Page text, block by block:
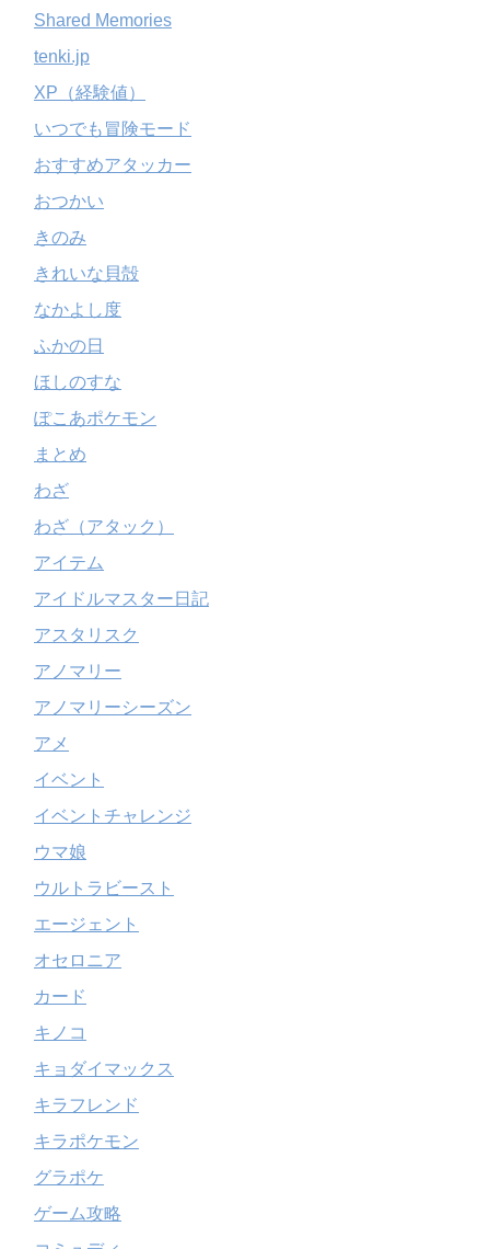
Shared Memories
tenki.jp
XP（経験値）
いつでも冒険モード
おすすめアタッカー
おつかい
きのみ
きれいな貝殻
なかよし度
ふかの日
ほしのすな
ぽこあポケモン
まとめ
わざ
わざ（アタック）
アイテム
アイドルマスター日記
アスタリスク
アノマリー
アノマリーシーズン
アメ
イベント
イベントチャレンジ
ウマ娘
ウルトラビースト
エージェント
オセロニア
カード
キノコ
キョダイマックス
キラフレンド
キラポケモン
グラポケ
ゲーム攻略